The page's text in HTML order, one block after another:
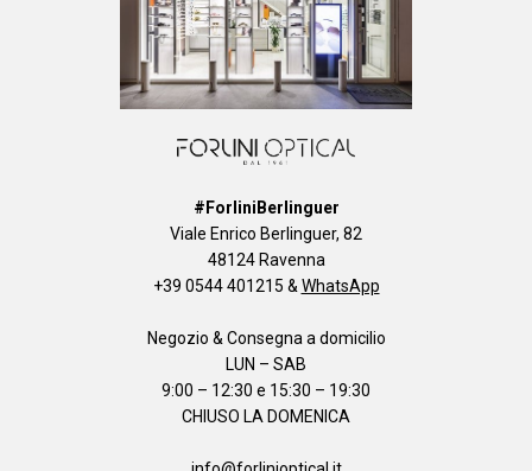
#ForliniBerlinguer
Viale Enrico Berlinguer, 82
48124 Ravenna
+39 0544 401215 & WhatsApp
Negozio & Consegna a domicilio
LUN – SAB
9:00 – 12:30 e 15:30 – 19:30
CHIUSO LA DOMENICA